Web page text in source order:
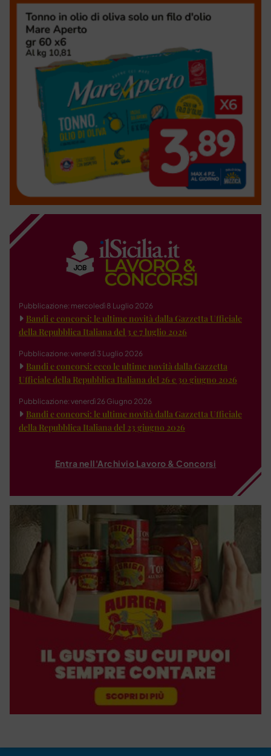
Pubblicazione: mercoledì 8 Luglio 2026
Bandi e concorsi: le ultime novità dalla Gazzetta Ufficiale
della Repubblica Italiana del 3 e 7 luglio 2026
Pubblicazione: venerdì 3 Luglio 2026
Bandi e concorsi: ecco le ultime novità dalla Gazzetta
Ufficiale della Repubblica Italiana del 26 e 30 giugno 2026
Pubblicazione: venerdì 26 Giugno 2026
Bandi e concorsi: le ultime novità dalla Gazzetta Ufficiale
della Repubblica Italiana del 23 giugno 2026
Entra nell'Archivio Lavoro & Concorsi